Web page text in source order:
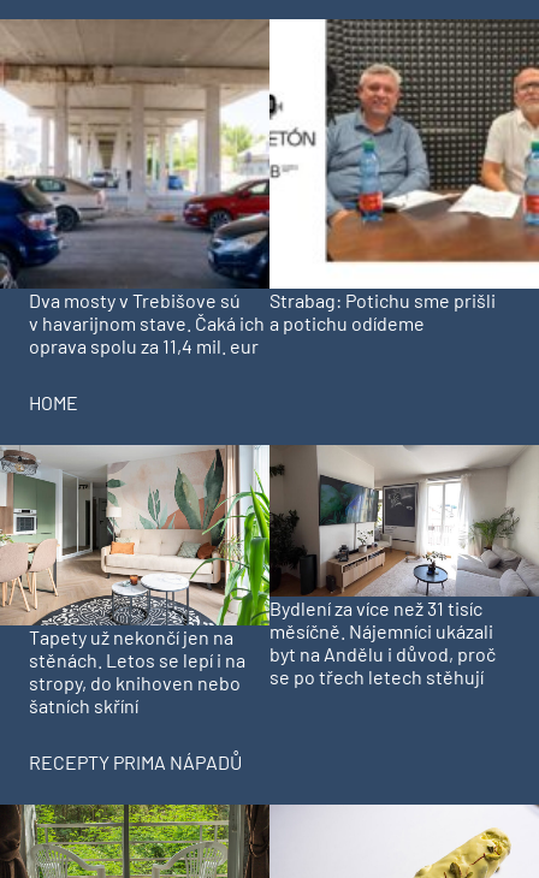
Dva mosty v Trebišove sú
v havarijnom stave. Čaká ich
oprava spolu za 11,4 mil. eur
Strabag: Potichu sme prišli
a potichu odídeme
HOME
Tapety už nekončí jen na
stěnách. Letos se lepí i na
stropy, do knihoven nebo
šatních skříní
Bydlení za více než 31 tisíc
měsíčně. Nájemníci ukázali
byt na Andělu i důvod, proč
se po třech letech stěhují
RECEPTY PRIMA NÁPADŮ